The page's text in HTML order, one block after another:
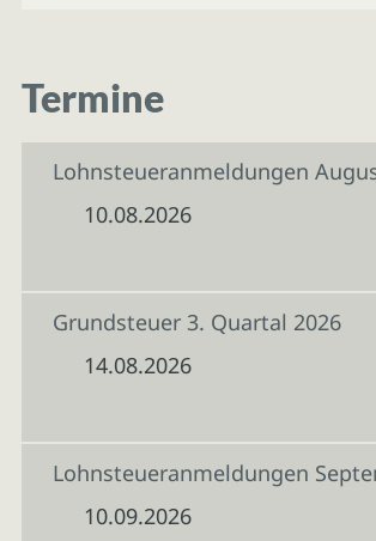
Termine
Lohnsteueranmeldungen
10.08.2026
Grundsteuer 3. Quartal 2026
14.08.2026
Lohnsteueranmeldungen
10.09.2026